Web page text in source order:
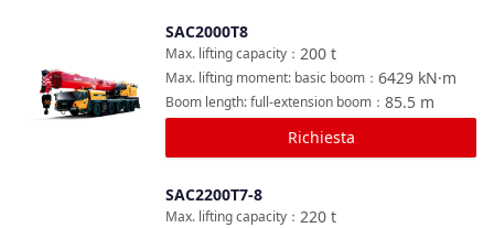
SAC2000T8
200 t
Max. lifting capacity ：
6429 kN·m
Max. lifting moment: basic boom ：
85.5 m
Boom length: full-extension boom ：
Richiesta
SAC2200T7-8
220 t
Max. lifting capacity ：